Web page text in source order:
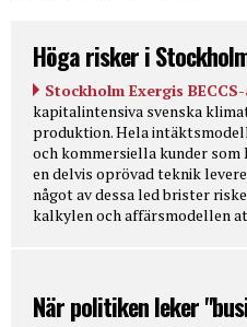
Höga risker i
Stockholm Exergis
kapitalintensiva svenska
produktion. Hela
och kommersiella kunder
en delvis oprövad teknik
något av dessa led brister
kalkylen och affärsmodellen
När politiken leker